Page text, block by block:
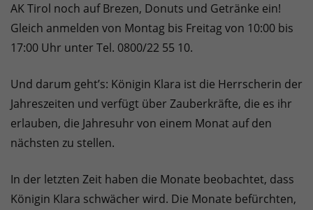
AK Tirol noch auf Brezen, Donuts und Getränke ein!
Gleich anmelden von Montag bis Freitag von 10:00 bis
17:00 Uhr unter Tel. 0800/22 55 10.
Und darum geht’s: Königin Klara ist die Herrscherin der
Jahreszeiten und verfügt über Zauberkräfte, die es ihr
erlauben, die Jahresuhr von einem Monat auf den
nächsten zu stellen.
In der letzten Zeit haben die Monate beobachtet, dass
Königin Klara schwächer wird. Die Monate befürchten,